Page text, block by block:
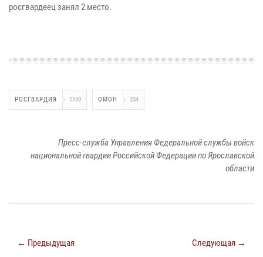
росгвардеец занял 2 место.
РОСГВАРДИЯ 1199 ОМОН 334
Пресс-служба Управления Федеральной службы войск
национальной гвардии Российской Федерации по Ярославской
области
← Предыдущая Следующая →